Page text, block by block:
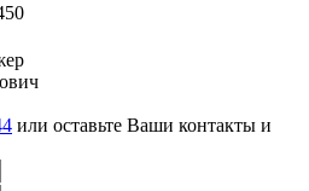
или оставьте Ваши контакты и